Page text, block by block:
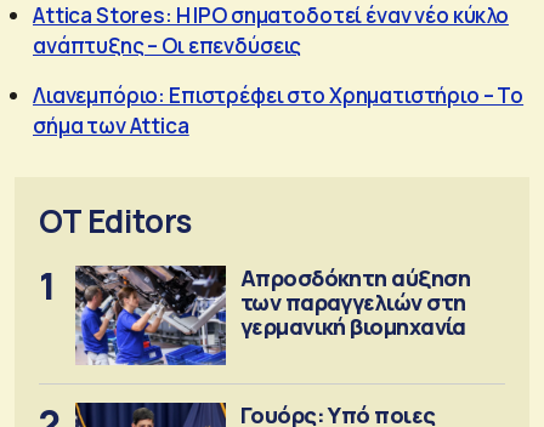
Attica Stores: Η IPO σηματοδοτεί έναν νέο κύκλο
ανάπτυξης – Οι επενδύσεις
Λιανεμπόριο: Επιστρέφει στο Χρηματιστήριο – Το
σήμα των Attica
OT Editors
1
Απροσδόκητη αύξηση
των παραγγελιών στη
γερμανική βιομηχανία
Γουόρς: Υπό ποιες